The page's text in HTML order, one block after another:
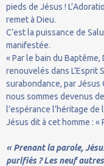
pieds de Jésus !
remet à Dieu.
C’est la puissance de
manifestée.
« Par le bain du
renouvelés dans L’Esprit
surabondance, par Jésus
nous sommes devenus
l’espérance l’héritage
Jésus dit à cet homme : «
« Prenant la parole,
purifiés ? Les neuf